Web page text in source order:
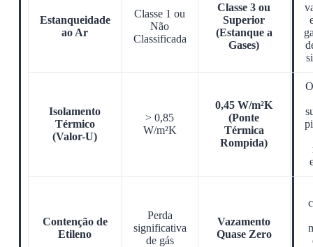
Estanqueidade
ao Ar
Classe 1 ou
Não
Classificada
Classe 3 ou
Superior
(Estanque a
Gases)
Isolamento
Térmico
(Valor-U)
> 0,85
W/m²K
0,45 W/m²K
(Ponte
Térmica
Rompida)
Contenção de
Etileno
Perda
significativa
de gás
Vazamento
Quase Zero